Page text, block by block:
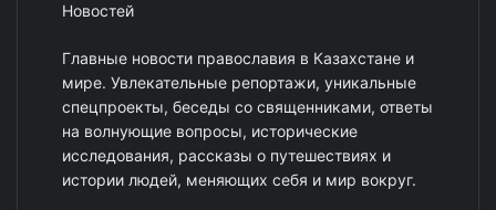
Новостей
Главные новости православия в Казахстане и
мире. Увлекательные репортажи, уникальные
спецпроекты, беседы со священниками, ответы
на волнующие вопросы, исторические
исследования, рассказы о путешествиях и
истории людей, меняющих себя и мир вокруг.